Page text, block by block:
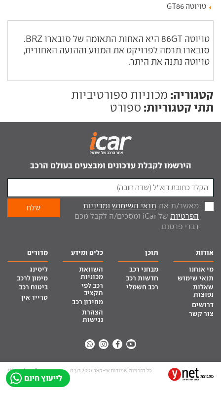
טויוטה GT86
טויוטה GT86 היא האחות התאומה של סובארו BRZ
.
סובארו תרמה לפרויקט את המנוע וההנעה האחורית,
טויוטה נתנה את היתר.
קטגוריה: מכוניות ספורטיביות
תתי קטגוריות: ספורט
לייעוץ חינם
הירשמו לקבלת עדכונים ומבצעים בעולם הרכב
מאשר/ת את תנאי השימוש ומדיניות
הפרטיות
של iCar ומסכים/ה לקבל מכם
דברי פרסום.
אודות
מי אנחנו
תנאי שימוש
שאלות
נפוצות
דרושים
צור קשר
תוכן
מבחני רכב
חדשות רכב
רכב חשמלי
כלים ומידע
השוואת
מכוניות
רכב לפי
תקציב
מחירון רכב
הצהרת
נגישות
מדורים
ליסינג
מימון לרכב
ביטוח רכב
טרייד אין
כל הזכויות שמורות אי-קאר 2007 בע”מ site by tq.soft